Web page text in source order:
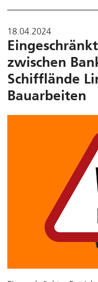
18.04.2024
zwischen
Schifflände
Bauarbeiten